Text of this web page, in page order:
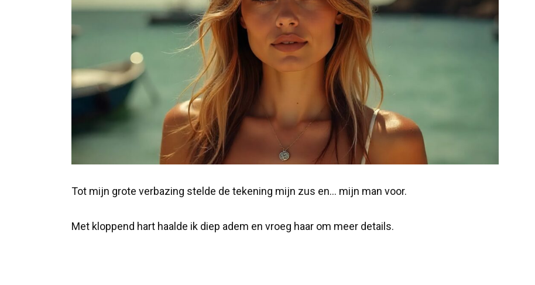
Tot mijn grote verbazing stelde de tekening mijn zus en… mijn man voor.
Met kloppend hart haalde ik diep adem en vroeg haar om meer details.